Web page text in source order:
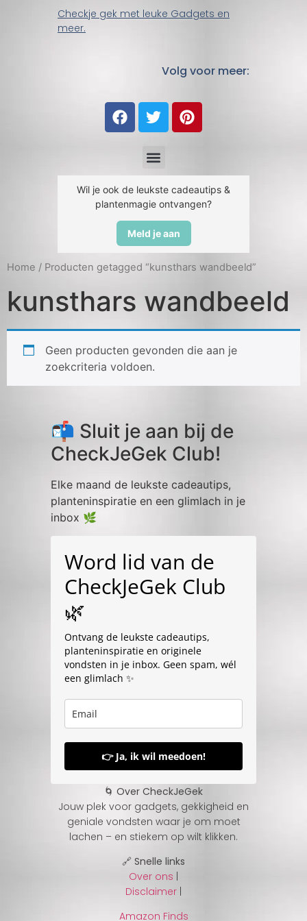
Checkje gek met leuke Gadgets en
meer.
Volg voor meer:
Wil je ook de leukste cadeautips &
plantenmagie ontvangen?
Meld je aan
Home / Producten getagged “kunsthars wandbeeld”
kunsthars wandbeeld
Geen producten gevonden die aan je
zoekcriteria voldoen.
📬 Sluit je aan bij de
CheckJeGek Club!
Elke maand de leukste cadeautips,
planteninspiratie en een glimlach in je
inbox 🌿
Word lid van de
CheckJeGek Club
🌿
Ontvang de leukste cadeautips,
planteninspiratie en originele
vondsten in je inbox. Geen spam, wél
een glimlach ✨
👉 Ja, ik wil meedoen!
🌀 Over CheckJeGek
Jouw plek voor gadgets, gekkigheid en
geniale vondsten waar je om moet
lachen – en stiekem op wilt klikken.
🔗 Snelle links
Over ons |
Disclaimer |
Amazon Finds